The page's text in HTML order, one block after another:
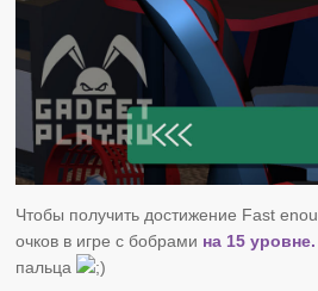
Чтобы получить достижение Fast
очков в игре с бобрами на 15 уровне.
пальца